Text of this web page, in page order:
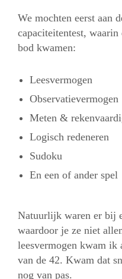
We mochten eerst aan
capaciteitentest, waarin
bod kwamen:
Leesvermogen
Observatievermogen
Meten &
Logisch redeneren
Sudoku
En een of ander spel
Natuurlijk waren er bij
waardoor je ze niet
leesvermogen kwam
van de 42. Kwam dat
nog van pas.